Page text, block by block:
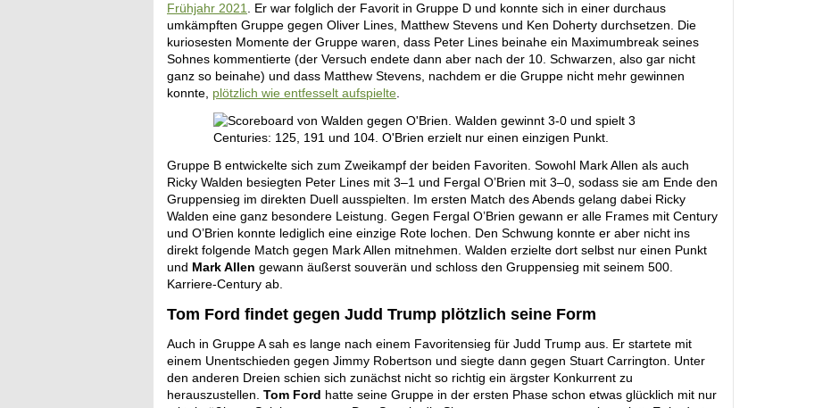
Frühjahr 2021
. Er war folglich der Favorit in Gruppe D und konnte sich in einer durchaus
umkämpften Gruppe gegen Oliver Lines, Matthew Stevens und Ken Doherty durchsetzen. Die
kuriosesten Momente der Gruppe waren, dass Peter Lines beinahe ein Maximumbreak seines
Sohnes kommentierte (der Versuch endete dann aber nach der 10. Schwarzen, also gar nicht
ganz so beinahe) und dass Matthew Stevens, nachdem er die Gruppe nicht mehr gewinnen
konnte, plötzlich wie entfesselt aufspielte
Gruppe B entwickelte sich zum Zweikampf der beiden Favoriten. Sowohl Mark Allen als auch
Ricky Walden besiegten Peter Lines mit 3–1 und Fergal O’Brien mit 3–0, sodass sie am Ende den
Gruppensieg im direkten Duell ausspielten. Im ersten Match des Abends gelang dabei Ricky
Walden eine ganz besondere Leistung. Gegen Fergal O’Brien gewann er alle Frames mit Century
und O’Brien konnte lediglich eine einzige Rote lochen. Den Schwung konnte er aber nicht ins
direkt folgende Match gegen Mark Allen mitnehmen. Walden erzielte dort selbst nur einen Punkt
und Mark Allen gewann äußerst souverän und schloss den Gruppensieg mit seinem 500.
Karriere-Century ab.
Tom Ford findet gegen Judd Trump plötzlich seine Form
Auch in Gruppe A sah es lange nach einem Favoritensieg für Judd Trump aus. Er startete mit
einem Unentschieden gegen Jimmy Robertson und siegte dann gegen Stuart Carrington. Unter
den anderen Dreien schien sich zunächst nicht so richtig ein ärgster Konkurrent zu
herauszustellen. Tom Ford hatte seine Gruppe in der ersten Phase schon etwas glücklich mit nur